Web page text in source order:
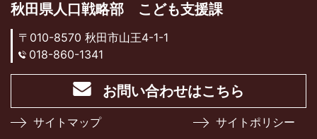
秋田県人口戦略部 こども支援課
〒010-8570 秋田市山王4-1-1
018-860-1341
お問い合わせはこちら
サイトマップ サイトポリシー